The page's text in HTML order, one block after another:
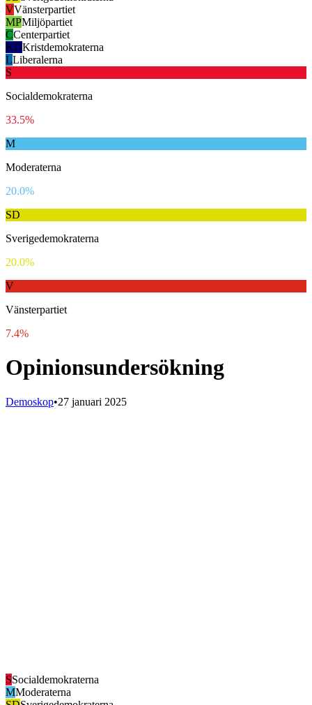
VVänsterpartiet
MPMiljöpartiet
CCenterpartiet
KDKristdemokraterna
LLiberalerna
S
Socialdemokraterna
33.5%
M
Moderaterna
20.0%
SD
Sverigedemokraterna
20.0%
V
Vänsterpartiet
7.4%
Opinionsundersökning
Demoskop•27 januari 2025
SSocialdemokraterna
MModeraterna